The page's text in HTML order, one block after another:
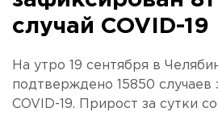
случай COVID-19
На утро 19 сентября в
подтверждено 15850 случаев
COVID-19. Прирост за сутки